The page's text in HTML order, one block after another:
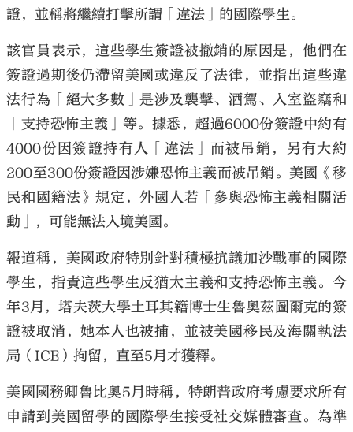
證，並稱將繼續打擊所謂「違法」的國際學生。
該官員表示，這些學生簽證被撤銷的原因是，他們在
簽證過期後仍滯留美國或違反了法律，並指出這些違
法行為「絕大多數」是涉及襲擊、酒駕、入室盜竊和
「支持恐怖主義」等。據悉，超過6000份簽證中約有
4000份因簽證持有人「違法」而被吊銷，另有大約
200至300份簽證因涉嫌恐怖主義而被吊銷。美國《移
民和國籍法》規定，外國人若「參與恐怖主義相關活
動」，可能無法入境美國。
報道稱，美國政府特別針對積極抗議加沙戰事的國際
學生，指責這些學生反猶太主義和支持恐怖主義。今
年3月，塔夫茨大學土耳其籍博士生魯奧茲圖爾克的簽
證被取消，她本人也被捕，並被美國移民及海關執法
局（ICE）拘留，直至5月才獲釋。
美國國務卿魯比奧5月時稱，特朗普政府考慮要求所有
申請到美國留學的國際學生接受社交媒體審查。為準